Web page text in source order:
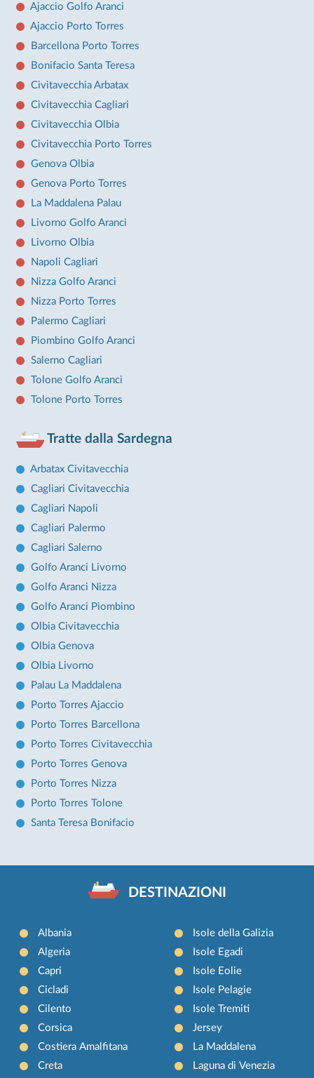
Ajaccio Golfo Aranci
Ajaccio Porto Torres
Barcellona Porto Torres
Bonifacio Santa Teresa
Civitavecchia Arbatax
Civitavecchia Cagliari
Civitavecchia Olbia
Civitavecchia Porto Torres
Genova Olbia
Genova Porto Torres
La Maddalena Palau
Livorno Golfo Aranci
Livorno Olbia
Napoli Cagliari
Nizza Golfo Aranci
Nizza Porto Torres
Palermo Cagliari
Piombino Golfo Aranci
Salerno Cagliari
Tolone Golfo Aranci
Tolone Porto Torres
Tratte dalla Sardegna
Arbatax Civitavecchia
Cagliari Civitavecchia
Cagliari Napoli
Cagliari Palermo
Cagliari Salerno
Golfo Aranci Livorno
Golfo Aranci Nizza
Golfo Aranci Piombino
Olbia Civitavecchia
Olbia Genova
Olbia Livorno
Palau La Maddalena
Porto Torres Ajaccio
Porto Torres Barcellona
Porto Torres Civitavecchia
Porto Torres Genova
Porto Torres Nizza
Porto Torres Tolone
Santa Teresa Bonifacio
DESTINAZIONI
Albania
Algeria
Capri
Cicladi
Cilento
Corsica
Costiera Amalfitana
Creta
Isole della Galizia
Isole Egadi
Isole Eolie
Isole Pelagie
Isole Tremiti
Jersey
La Maddalena
Laguna di Venezia